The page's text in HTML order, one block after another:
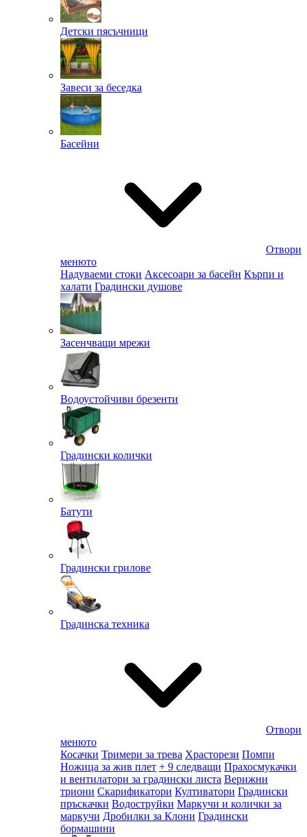
Детски пясъчници
Завеси за беседка
Басейни
Отвори
менюто
Надуваеми стоки Аксесоари за басейн Кърпи и
халати Градински душове
Засенчващи мрежи
Водоустойчиви брезенти
Градински колички
Батути
Градински грилове
Градинска техника
Отвори
менюто
Косачки Тримери за трева Храсторези Помпи
Ножица за жив плет + 9 следващи Прахосмукачки
и вентилатори за градински листа Верижни
триони Скарификатори Култиватори Градински
пръскачки Водоструйки Маркучи и колички за
маркучи Дробилки за Клони Градински
бормашини